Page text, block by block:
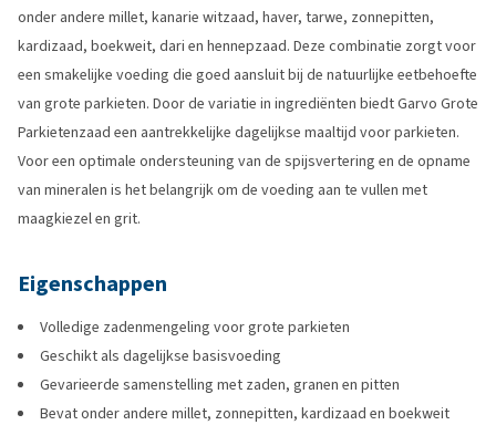
onder andere millet, kanarie witzaad, haver, tarwe, zonnepitten,
kardizaad, boekweit, dari en hennepzaad. Deze combinatie zorgt voor
een smakelijke voeding die goed aansluit bij de natuurlijke eetbehoefte
van grote parkieten. Door de variatie in ingrediënten biedt Garvo Grote
Parkietenzaad een aantrekkelijke dagelijkse maaltijd voor parkieten.
Voor een optimale ondersteuning van de spijsvertering en de opname
van mineralen is het belangrijk om de voeding aan te vullen met
maagkiezel en grit.
Eigenschappen
Volledige zadenmengeling voor grote parkieten
Geschikt als dagelijkse basisvoeding
Gevarieerde samenstelling met zaden, granen en pitten
Bevat onder andere millet, zonnepitten, kardizaad en boekweit